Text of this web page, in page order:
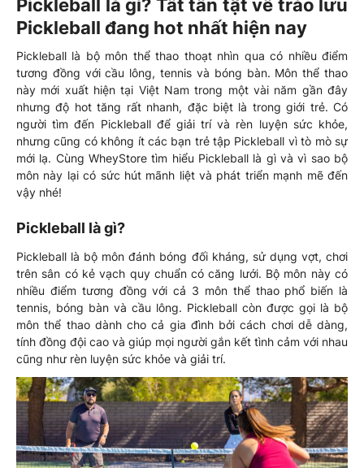
Pickleball là gì? Tất tần tật về trào lưu
Pickleball đang hot nhất hiện nay
Pickleball là bộ môn thể thao thoạt nhìn qua có nhiều điểm
tương đồng với cầu lông, tennis và bóng bàn. Môn thể thao
này mới xuất hiện tại Việt Nam trong một vài năm gần đây
nhưng độ hot tăng rất nhanh, đặc biệt là trong giới trẻ. Có
người tìm đến Pickleball để giải trí và rèn luyện sức khỏe,
nhưng cũng có không ít các bạn trẻ tập Pickleball vì tò mò sự
mới lạ. Cùng WheyStore tìm hiểu Pickleball là gì và vì sao bộ
môn này lại có sức hút mãnh liệt và phát triển mạnh mẽ đến
vậy nhé!
Pickleball là gì?
Pickleball là bộ môn đánh bóng đối kháng, sử dụng vợt, chơi
trên sân có kẻ vạch quy chuẩn có căng lưới. Bộ môn này có
nhiều điểm tương đồng với cả 3 môn thể thao phổ biến là
tennis, bóng bàn và cầu lông. Pickleball còn được gọi là bộ
môn thể thao dành cho cả gia đình bởi cách chơi dễ dàng,
tính đồng đội cao và giúp mọi người gắn kết tình cảm với nhau
cũng như rèn luyện sức khỏe và giải trí.